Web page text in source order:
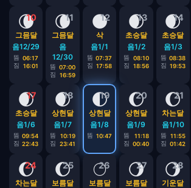
10
🌘
그믐달
음12/29
뜸 06:17
짐
16:01
11
🌘
그믐달
음
12/30
뜸 07:00
짐
16:59
12
🌑
삭
음1/1
뜸 07:37
짐 17:58
13
🌒
초승달
음1/2
뜸
08:10
짐
18:56
14
🌒
초승달
음1/3
뜸 08:38
짐 19:53
17
🌒
초승달
음1/6
뜸 09:54
짐 22:43
18
🌒
상현달
음1/7
뜸
10:19
짐
23:41
19
🌓
상현달
음1/8
뜸 10:47
20
🌔
상현달
음1/9
뜸
11:18
짐 00:40
21
🌔
차는달
음1/10
뜸
11:55
짐 01:42
24
🌔
차는달
25
🌔
보름달
26
🌕
보름달
27
🌖
보름달
28
🌖
기운달